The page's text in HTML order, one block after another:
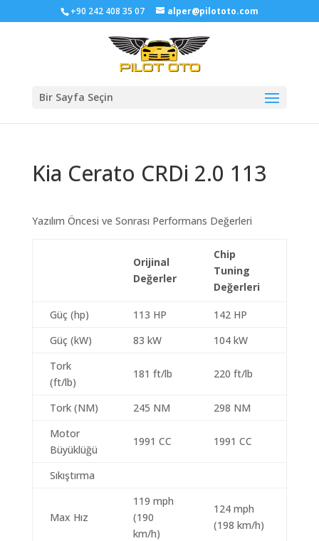
+90 242 408 35 07 alper@pilototo.com
Bir Sayfa Seçin
Kia Cerato CRDi 2.0 113
Yazılım Öncesi ve Sonrası Performans Değerleri
Orijinal
Değerler
Chip
Tuning
Değerleri
Güç (hp) 113 HP
142 HP
Güç (kW)
83 kW
104 kW
Tork
(ft/lb)
181 ft/lb 220 ft/lb
Tork (NM) 245 NM
298 NM
Motor
Büyüklüğü
1991 CC 1991 CC
Sıkıştırma
Max Hız
119 mph
(190
km/h)
124 mph
(198 km/h)